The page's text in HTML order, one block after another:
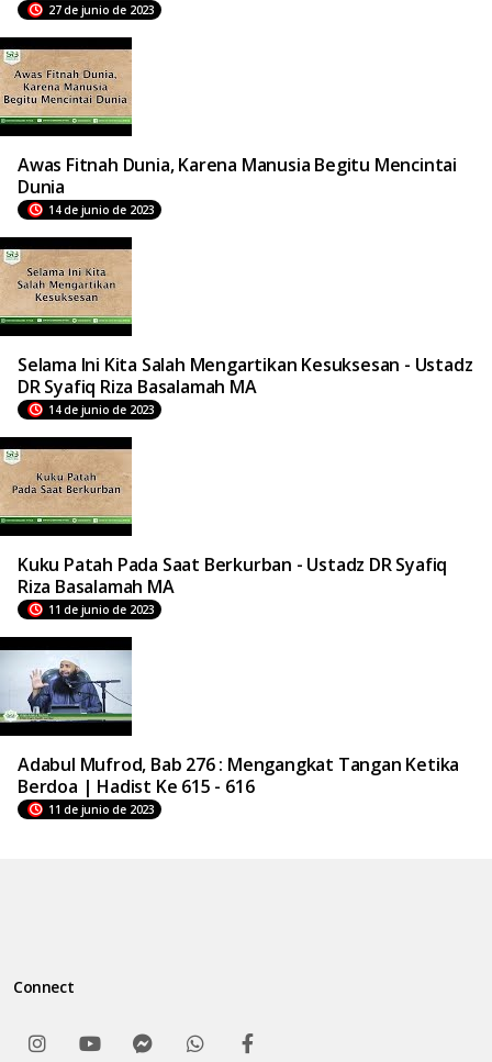
27 de junio de 2023
Awas Fitnah Dunia, Karena Manusia Begitu Mencintai
Dunia
14 de junio de 2023
Selama Ini Kita Salah Mengartikan Kesuksesan - Ustadz
DR Syafiq Riza Basalamah MA
14 de junio de 2023
Kuku Patah Pada Saat Berkurban - Ustadz DR Syafiq
Riza Basalamah MA
11 de junio de 2023
Adabul Mufrod, Bab 276 : Mengangkat Tangan Ketika
Berdoa | Hadist Ke 615 - 616
11 de junio de 2023
Connect